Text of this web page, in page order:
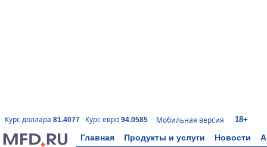
Курс доллара 81.4077 Курс евро 94.0585 Мобильная версия 18+
Главная Продукты и услуги Новости